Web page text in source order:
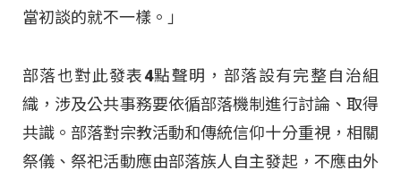
當初談的就不一樣。」
部落也對此發表4點聲明，部落設有完整自治組
織，涉及公共事務要依循部落機制進行討論、取得
共識。部落對宗教活動和傳統信仰十分重視，相關
祭儀、祭祀活動應由部落族人自主發起，不應由外